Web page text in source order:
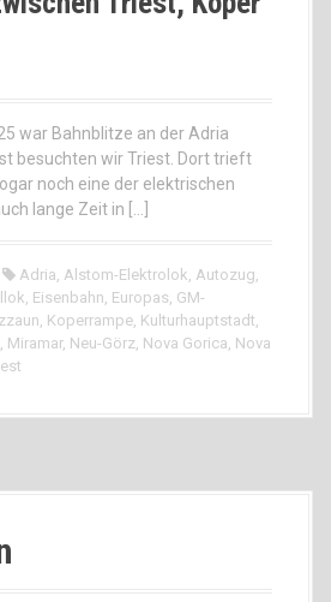
war Bahnblitze an der Adria
besuchten wir Triest. Dort trieft
noch eine der elektrischen
lange Zeit in […]
Adria, Alstom-Elektrolok, Autozug,
, Eisenbahn, Europas, GM-
, Koperrampe, Kulturhauptstadt,
, Miramar, Neu-Görz, Nova Gorica, Nova